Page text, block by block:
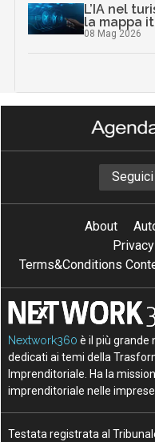
L’IA nel
la mappa
08 Mag 2026
Seguici
About
Terms&Conditions
Nextwork360 è il più grande
dedicati ai temi della
Imprenditoriale. Ha la
imprenditoriale nelle
Testata registrata al